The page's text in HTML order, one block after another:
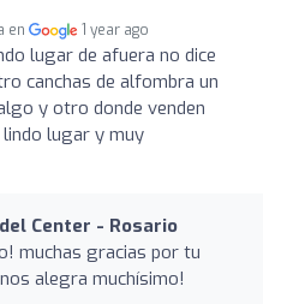
en 1 year ago
lugar de afuera no dice
canchas de alfombra un
y otro donde venden
lugar y muy
Center - Rosario
muchas gracias por tu
alegra muchísimo!